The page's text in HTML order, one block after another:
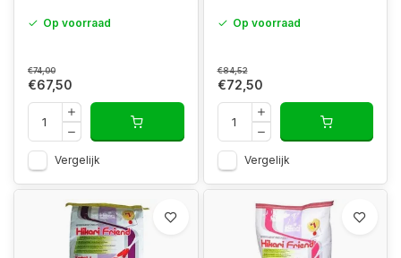
Op voorraad
€74,00
€67,50
Vergelijk
Op voorraad
€84,52
€72,50
Vergelijk